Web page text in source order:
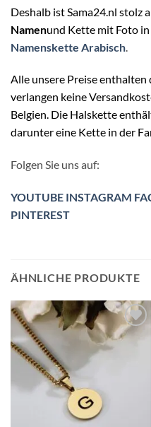
Deshalb ist Sama24.nl stolz
Namenund Kette mit Foto
Namenskette Arabisch
Alle unsere Preise
verlangen keine
Belgien. Die Halskette
darunter eine Kette in der
Folgen Sie uns auf:
YOUTUBE INSTAGRAM
PINTEREST
ÄHNLICHE PRODUKTE
Zur
Wunschliste